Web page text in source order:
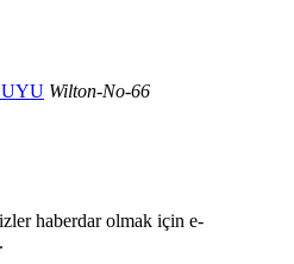
Wilton-No-66
haberdar olmak için e-